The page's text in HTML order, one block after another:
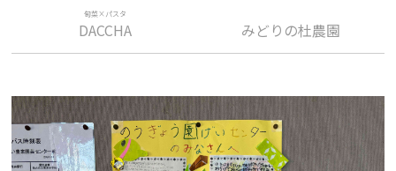
旬菜×パスタ
DACCHA みどりの杜農園